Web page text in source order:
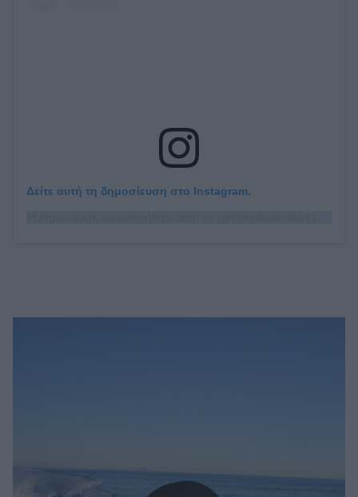
Δείτε αυτή τη δημοσίευση στο Instagram.